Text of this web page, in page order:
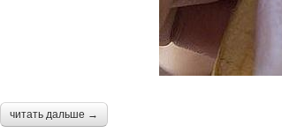
читать дальше →